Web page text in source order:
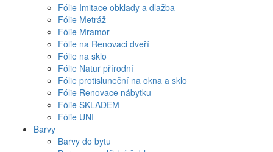
Fólie Imitace obklady a dlažba
Fólie Metráž
Fólie Mramor
Fólie na Renovaci dveří
Fólie na sklo
Fólie Natur přírodní
Fólie protisluneční na okna a sklo
Fólie Renovace nábytku
Fólie SKLADEM
Fólie UNI
Barvy
Barvy do bytu